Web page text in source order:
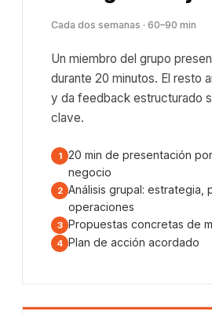
Cada dos semanas · 60–90 min
Un miembro del grupo
durante 20 minutos. El resto
y da feedback estructurado
clave.
20 min de presentación
negocio
Análisis grupal: estrategia,
operaciones
Propuestas concretas de
Plan de acción acordado